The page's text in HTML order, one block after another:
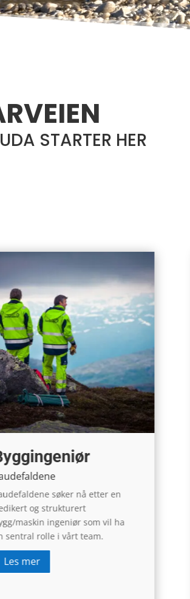
STARTER HER
søker nå etter en
og strukturert
maskin ingeniør som vil ha
rolle i vårt team.
Les mer